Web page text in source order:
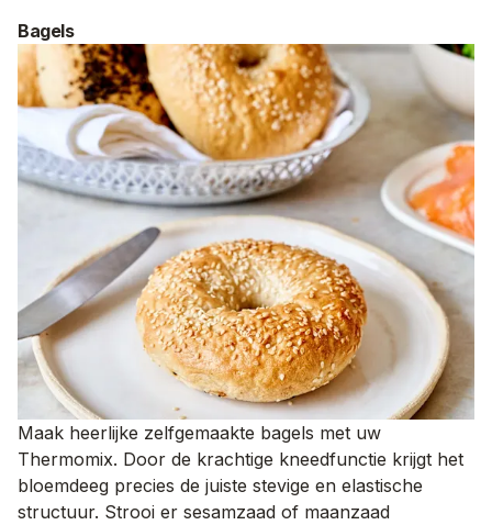
Bagels
Maak heerlijke zelfgemaakte bagels met uw
Thermomix. Door de krachtige kneedfunctie krijgt het
bloemdeeg precies de juiste stevige en elastische
structuur. Strooi er sesamzaad of maanzaad